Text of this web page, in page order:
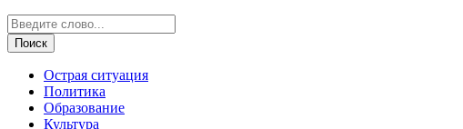
Острая ситуация
Политика
Образование
Культура